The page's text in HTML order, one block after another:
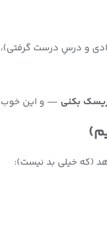
کن. ۵۰ درصد صندوق‌، ۳۰ درصد سهامِ
بکنی — و این خوب